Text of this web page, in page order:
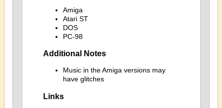
Amiga
Atari ST
DOS
PC-98
Additional Notes
Music in the Amiga versions may
have glitches
Links